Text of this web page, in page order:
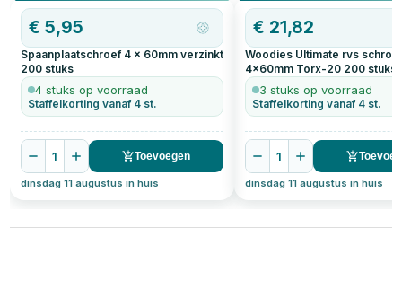
OP=OP
€5,95
Spaanplaatschroef 4 x 60mm verzinkt
200 stuks
4 stuks op voorraad
Staffelkorting vanaf 4 st.
1 Toevoegen
dinsdag 11 augustus in huis
€ 21,82
Woodies Ultimate rvs
4x60mm Torx-20 200 stuks
3 stuks op voorraad
Staffelkorting vanaf 4 st.
1
dinsdag 11 augustus in huis